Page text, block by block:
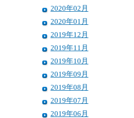
2020年02月
2020年01月
2019年12月
2019年11月
2019年10月
2019年09月
2019年08月
2019年07月
2019年06月